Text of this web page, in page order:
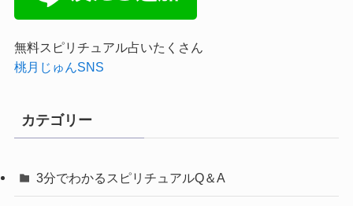
無料スピリチュアル占いたくさん
桃月じゅんSNS
カテゴリー
3分でわかるスピリチュアルQ＆A